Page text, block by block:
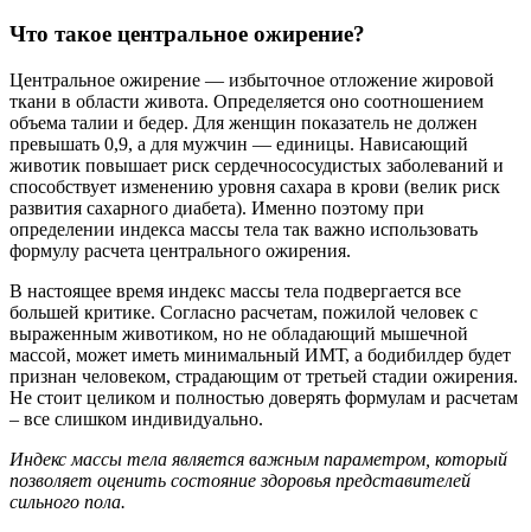
Что такое центральное ожирение?
Центральное ожирение — избыточное отложение жировой
ткани в области живота. Определяется оно соотношением
объема талии и бедер. Для женщин показатель не должен
превышать 0,9, а для мужчин — единицы. Нависающий
животик повышает риск сердечнососудистых заболеваний и
способствует изменению уровня сахара в крови (велик риск
развития сахарного диабета). Именно поэтому при
определении индекса массы тела так важно использовать
формулу расчета центрального ожирения.
В настоящее время индекс массы тела подвергается все
большей критике. Согласно расчетам, пожилой человек с
выраженным животиком, но не обладающий мышечной
массой, может иметь минимальный ИМТ, а бодибилдер будет
признан человеком, страдающим от третьей стадии ожирения.
Не стоит целиком и полностью доверять формулам и расчетам
– все слишком индивидуально.
Индекс массы тела является важным параметром, который
позволяет оценить состояние здоровья представителей
сильного пола.